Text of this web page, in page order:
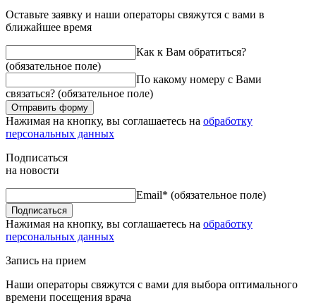
Оставьте заявку и наши операторы свяжутся с вами в
ближайшее время
Как к Вам обратиться?
(обязательное поле)
По какому номеру с Вами
связаться? (обязательное поле)
Отправить форму
Нажимая на кнопку, вы соглашаетесь на обработку
персональных данных
Подписаться
на новости
Email* (обязательное поле)
Подписаться
Нажимая на кнопку, вы соглашаетесь на обработку
персональных данных
Запись на прием
Наши операторы свяжутся с вами для выбора оптимального
времени посещения врача